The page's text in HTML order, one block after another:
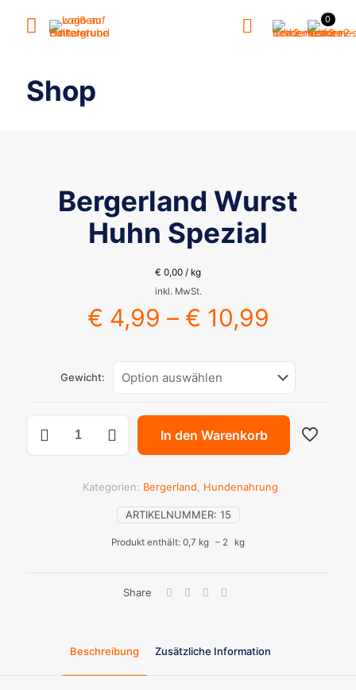
0
Shop
Bergerland Wurst
Huhn Spezial
€ 0,00 / kg
inkl. MwSt.
€ 4,99 – € 10,99
Gewicht:
In den Warenkorb
Produkt enthält: 0,7 kg – 2 kg
ARTIKELNUMMER: 15
Kategorien: Bergerland Hundenahrung
Share
Beschreibung Zusätzliche Information